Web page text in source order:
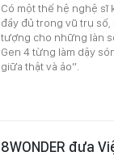
Có một thế hệ nghệ sĩ
đầy đủ trong vũ trụ
tượng cho những làn
Gen 4 từng làm dậy
giữa thật và ảo”.
8WONDER đưa